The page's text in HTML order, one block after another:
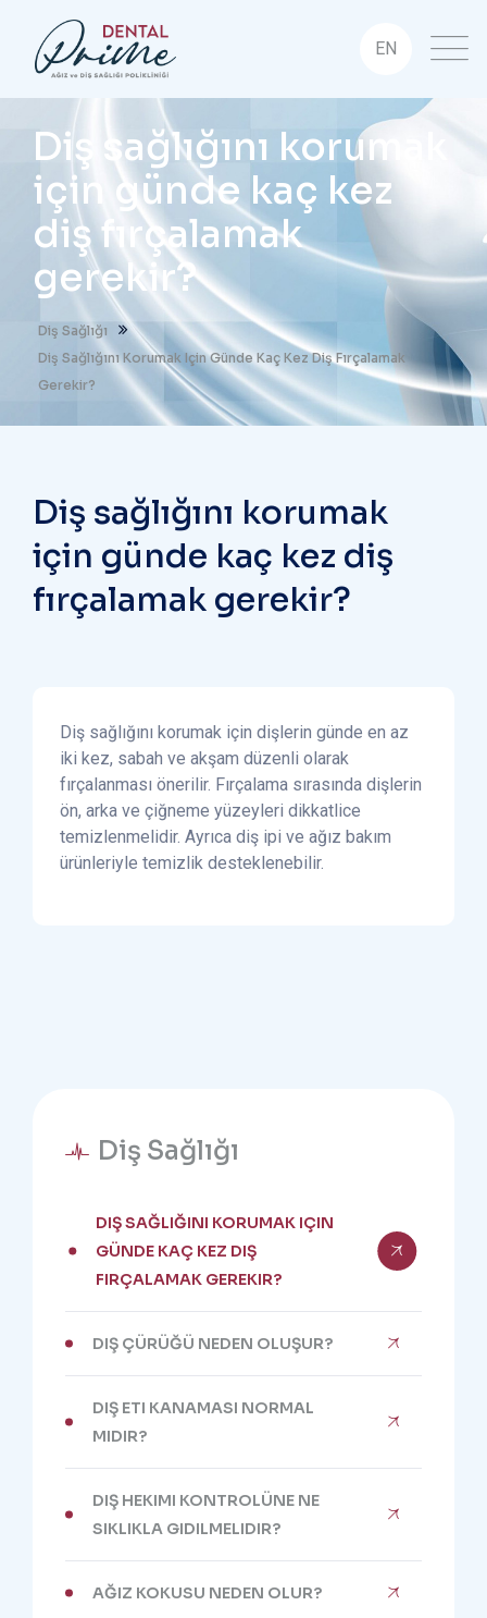
EN
Diş sağlığını korumak
için günde kaç kez
diş fırçalamak
gerekir?
Diş Sağlığı
Diş Sağlığını Korumak Için Günde Kaç Kez Diş Fırçalamak
Gerekir?
Diş sağlığını korumak
için günde kaç kez diş
fırçalamak gerekir?
Diş sağlığını korumak için dişlerin günde en az
iki kez, sabah ve akşam düzenli olarak
fırçalanması önerilir. Fırçalama sırasında dişlerin
ön, arka ve çiğneme yüzeyleri dikkatlice
temizlenmelidir. Ayrıca diş ipi ve ağız bakım
ürünleriyle temizlik desteklenebilir.
Diş Sağlığı
DIŞ SAĞLIĞINI KORUMAK IÇIN
GÜNDE KAÇ KEZ DIŞ
FIRÇALAMAK GEREKIR?
DIŞ ÇÜRÜĞÜ NEDEN OLUŞUR?
DIŞ ETI KANAMASI NORMAL
MIDIR?
DIŞ HEKIMI KONTROLÜNE NE
SIKLIKLA GIDILMELIDIR?
AĞIZ KOKUSU NEDEN OLUR?